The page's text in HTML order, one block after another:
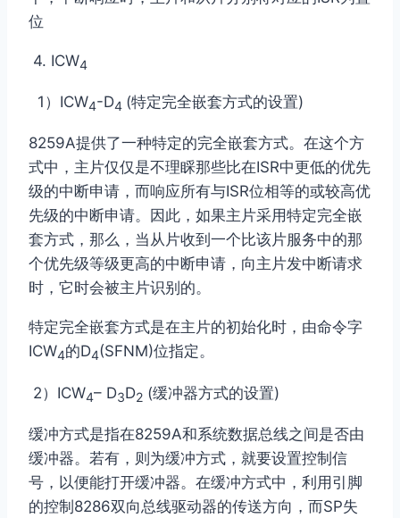
位
4. ICW4
1）ICW4-D4 (特定完全嵌套方式的设置)
8259A提供了一种特定的完全嵌套方式。在这个方
式中，主片仅仅是不理睬那些比在ISR中更低的优先
级的中断申请，而响应所有与ISR位相等的或较高优
先级的中断申请。因此，如果主片采用特定完全嵌
套方式，那么，当从片收到一个比该片服务中的那
个优先级等级更高的中断申请，向主片发中断请求
时，它时会被主片识别的。
特定完全嵌套方式是在主片的初始化时，由命令字
ICW4的D4(SFNM)位指定。
2）ICW4– D3D2 (缓冲器方式的设置)
缓冲方式是指在8259A和系统数据总线之间是否由
缓冲器。若有，则为缓冲方式，就要设置控制信
号，以便能打开缓冲器。在缓冲方式中，利用引脚
的控制8286双向总线驱动器的传送方向，而SP失